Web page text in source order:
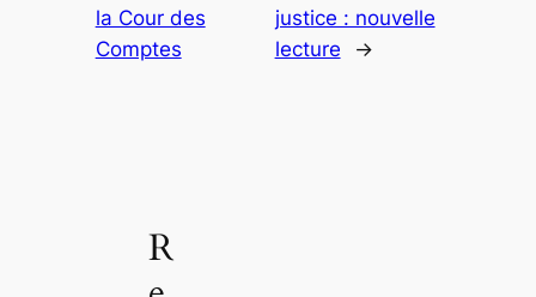
la Cour des
Comptes
justice : nouvelle
lecture
→
R